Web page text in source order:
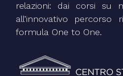
relazioni: dai corsi su
all’innovativo percorso
formula One to One.